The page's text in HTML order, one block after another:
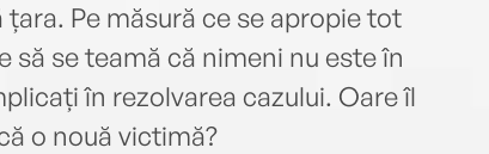
Pe măsură ce se apropie tot
se teamă că nimeni nu este în
în rezolvarea cazului. Oare îl
o nouă victimă?